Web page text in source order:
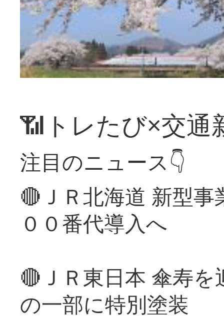
📶トレたび×交通
注目のニュース👇
🔴ＪＲ北海道 新型
００番代導入へ
🔴ＪＲ東日本 傘寿
の一部に特別塗装